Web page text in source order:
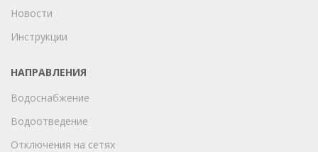
Новости
Инструкции
НАПРАВЛЕНИЯ
Водоснабжение
Водоотведение
Отключения на сетях